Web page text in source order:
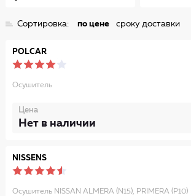
Сортировка: по цене сроку доставки
POLCAR
Осушитель
Цена
Нет в наличии
NISSENS
Осушитель NISSAN ALMERA (N15), PRIMERA (P10)